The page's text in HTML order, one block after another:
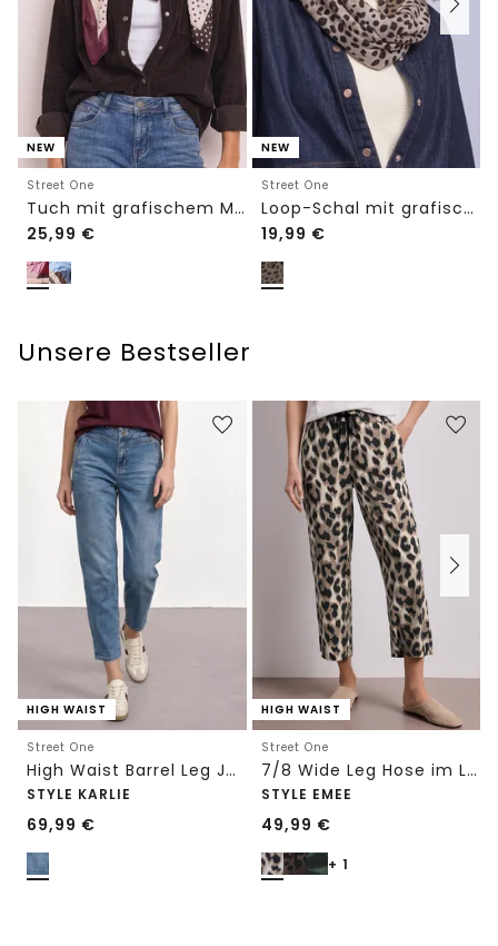
NEW
Street One
Tuch mit grafischem Muster
25,99 €
NEW
Street One
Loop-Schal mit grafischem Muster
19,99 €
Unsere Bestseller
HIGH WAIST
Street One
High Waist Barrel Leg Jeans im Loose Fit
STYLE KARLIE
69,99 €
HIGH WAIST
Street One
7/8 Wide Leg Hose im Loose Fit mit Print
STYLE EMEE
49,99 €
+ 1